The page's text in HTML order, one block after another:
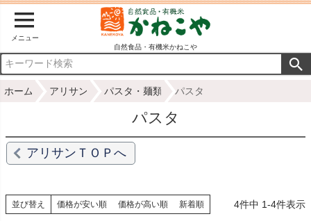
メニュー
自然食品・有機米かねこや
ホーム アリサン パスタ・麺類 パスタ
パスタ
アリサンＴＯＰへ
並び替え 価格が安い順 価格が高い順 新着順 4件中 1-4件表示